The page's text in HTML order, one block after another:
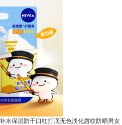
水保湿防干口红打底无色淡化唇纹防晒男女